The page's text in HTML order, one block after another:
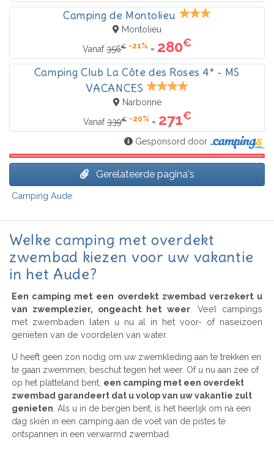
Camping de Montolieu
Montolieu
Vanaf356€ -21% = 280€
Camping Club La Côte des Roses 4* - MS
VACANCES
Narbonne
Vanaf339€ -20% = 271€
Gesponsord door
Gerelateerde pagina's
Camping Aude
Welke camping met overdekt
zwembad kiezen voor uw vakantie
in het Aude?
Een camping met een overdekt zwembad verzekert u
van zwemplezier, ongeacht het weer . Veel campings
met zwembaden laten u nu al in het voor- of naseizoen
genieten van de voordelen van water.
U heeft geen zon nodig om uw zwemkleding aan te trekken en
te gaan zwemmen, beschut tegen het weer. Of u nu aan zee of
op het platteland bent, een camping met een overdekt
zwembad garandeert dat u volop van uw vakantie zult
genieten . Als u in de bergen bent, is het heerlijk om na een
dag skiën in een camping aan de voet van de pistes te
ontspannen in een verwarmd zwembad.